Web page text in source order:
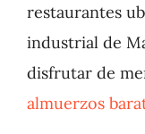
restaurantes
industrial de
disfrutar de
almuerzos